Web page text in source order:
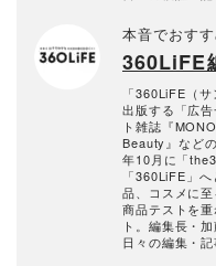
本音でおす
360LiFE
「360LiFE（
出版する「広
ト雑誌『
Beauty』など
年10月に「
「360LiFE」
品、コスメに
商品テストを
ト。編集長・
日々の編集・記